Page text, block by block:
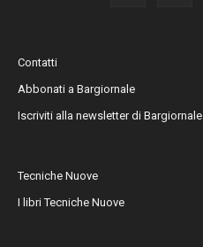
Contatti
Abbonati a Bargiornale
Iscriviti alla newsletter di Bargiornale
Tecniche Nuove
I libri Tecniche Nuove